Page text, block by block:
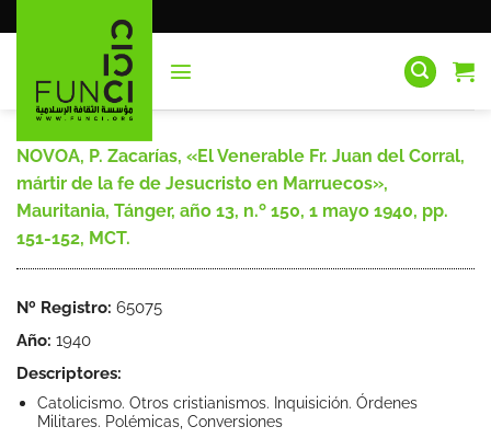
al
NOVOA, P. Zacarías, «El Venerable Fr. Juan del Corral,
mártir de la fe de Jesucristo en Marruecos»,
Mauritania, Tánger, año 13, n.º 150, 1 mayo 1940, pp.
151-152, MCT.
Nº Registro: 65075
Año: 1940
Descriptores:
Catolicismo. Otros cristianismos. Inquisición. Órdenes
Militares. Polémicas, Conversiones